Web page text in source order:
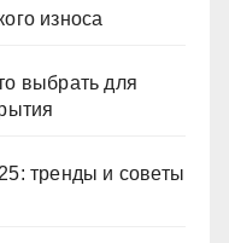
износа
выбрать для
тренды и советы